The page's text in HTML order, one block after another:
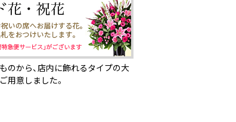
のから、店内に飾れるタイプの大
用意しました。